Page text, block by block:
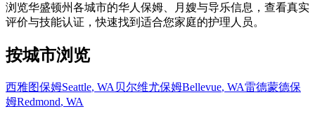
浏览华盛顿州各城市的华人保姆、月嫂与导乐信息，查看真实
评价与技能认证，快速找到适合您家庭的护理人员。
按城市浏览
西雅图保姆Seattle, WA 贝尔维尤保姆Bellevue, WA雷德蒙德保
姆Redmond, WA